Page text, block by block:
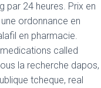
par 24 heures. Prix en
ordonnance en
en pharmacie.
called
la recherche dapos,
tcheque, real